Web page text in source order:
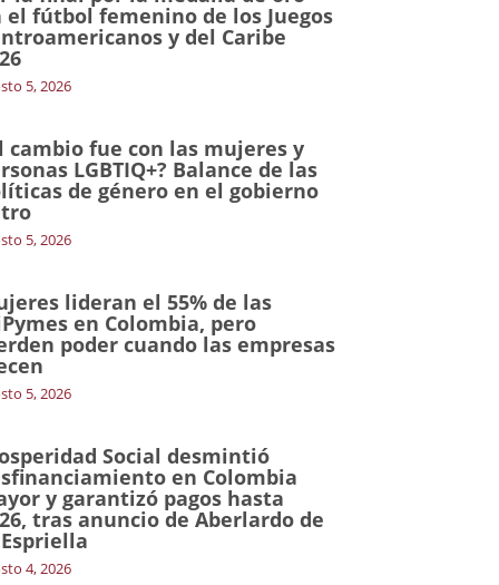
el fútbol femenino de los Juegos
y del Caribe
5, 2026
cambio fue con las mujeres y
LGBTIQ+? Balance de las
de género en el gobierno
5, 2026
lideran el 55% de las
en Colombia, pero
poder cuando las empresas
5, 2026
Social desmintió
en Colombia
y garantizó pagos hasta
tras anuncio de Aberlardo de
4, 2026